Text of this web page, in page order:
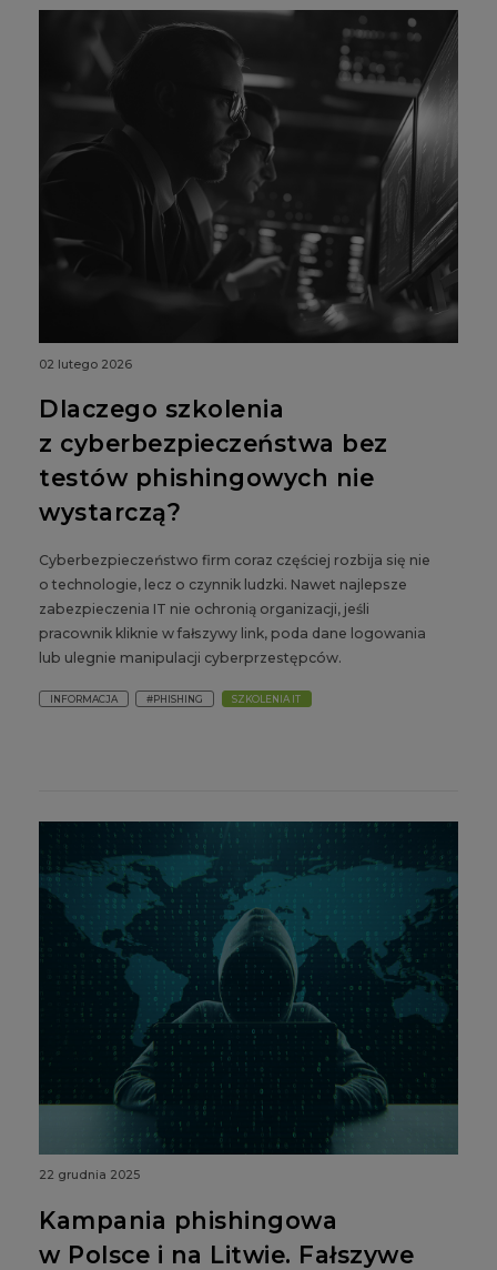
02 lutego 2026
Dlaczego szkolenia
z cyberbezpieczeństwa bez
testów phishingowych nie
wystarczą?
Cyberbezpieczeństwo firm coraz częściej rozbija się nie
o technologie, lecz o czynnik ludzki. Nawet najlepsze
zabezpieczenia IT nie ochronią organizacji, jeśli
pracownik kliknie w fałszywy link, poda dane logowania
lub ulegnie manipulacji cyberprzestępców.
INFORMACJA #PHISHING SZKOLENIA IT
22 grudnia 2025
Kampania phishingowa
w Polsce i na Litwie. Fałszywe